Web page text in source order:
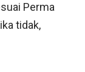
Perma
tidak,